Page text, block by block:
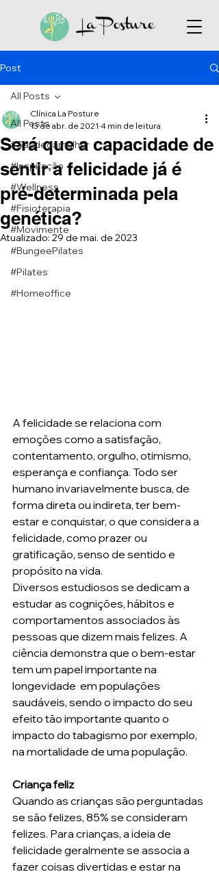
Post
All Posts
#Saúdedamulher
#Inspiração
#Wellness
#Fisioterapia
#Movimente
#BungeePilates
#Pilates
#Homeoffice
All Posts
Será que a capacidade de
sentir a felicidade já é
pré-determinada pela
genética?
Clínica La Posture
13 de abr. de 2021 4 min de leitura
Atualizado: 29 de mai. de 2023
A felicidade se relaciona com
emoções como a satisfação,
contentamento, orgulho, otimismo,
esperança e confiança. Todo ser
humano invariavelmente busca, de
forma direta ou indireta, ter bem-
estar e conquistar, o que considera a
felicidade, como prazer ou
gratificação, senso de sentido e
propósito na vida.
Diversos estudiosos se dedicam a
estudar as cognições, hábitos e
comportamentos associados às
pessoas que dizem mais felizes. A
ciência demonstra que o bem-estar
tem um papel importante na
longevidade  em populações
saudáveis, sendo o impacto do seu
efeito tão importante quanto o
impacto do tabagismo por exemplo,
na mortalidade de uma população.
Criança feliz
Quando as crianças são perguntadas
se são felizes, 85% se consideram
felizes. Para crianças, a ideia de
felicidade geralmente se associa a
fazer coisas divertidas e estar na